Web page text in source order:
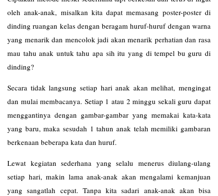
oleh anak-anak, misalkan kita dapat memasang poster-poster di
dinding ruangan kelas dengan beragam huruf-huruf dengan warna
yang menarik dan mencolok jadi akan menarik perhatian dan rasa
mau tahu anak untuk tahu apa sih itu yang di tempel bu guru di
dinding?
Secara tidak langsung setiap hari anak akan melihat, mengingat
dan mulai membacanya. Setiap 1 atau 2 minggu sekali guru dapat
menggantinya dengan gambar-gambar yang memakai kata-kata
yang baru, maka sesudah 1 tahun anak telah memiliki gambaran
berkenaan beberapa kata dan huruf.
Lewat kegiatan sederhana yang selalu menerus diulang-ulang
setiap hari, makin lama anak-anak akan mengalami kemanjuan
yang sangatlah cepat. Tanpa kita sadari anak-anak akan bisa